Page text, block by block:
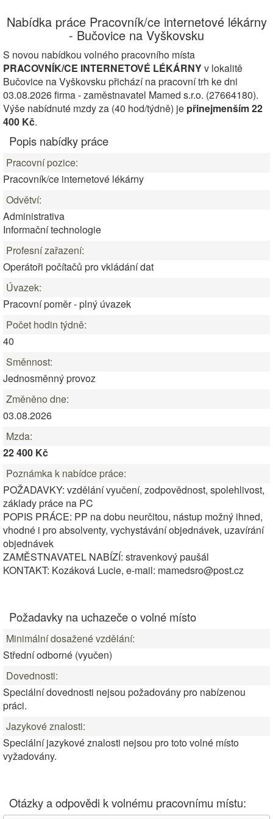
Nabídka práce Pracovník/ce internetové lékárny
- Bučovice na Vyškovsku
S novou nabídkou volného pracovního místa
PRACOVNÍK/CE INTERNETOVÉ LÉKÁRNYv lokalitě
Bučovice na Vyškovsku přichází na pracovní trh ke dni
03.08.2026 firma - zaměstnavatel Mamed s.r.o. (27664180).
Výše nabídnuté mzdy za (40 hod/týdně) je přinejmenším 22
400 Kč.
Popis nabídky práce
Pracovní pozice:
Pracovník/ce internetové lékárny
Odvětví:
Administrativa
Informační technologie
Profesní zařazení:
Operátoři počítačů pro vkládání dat
Úvazek:
Pracovní poměr - plný úvazek
Počet hodin týdně:
40
Směnnost:
Jednosměnný provoz
Změněno dne:
03.08.2026
Mzda:
22 400 Kč
Poznámka k nabídce práce:
POŽADAVKY: vzdělání vyučení, zodpovědnost, spolehlivost,
základy práce na PC
POPIS PRÁCE: PP na dobu neurčitou, nástup možný ihned,
vhodné i pro absolventy, vychystávání objednávek, uzavírání
objednávek
ZAMĚSTNAVATEL NABÍZÍ: stravenkový paušál
KONTAKT: Kozáková Lucie, e-mail: mamedsro@post.cz
Požadavky na uchazeče o volné místo
Minimální dosažené vzdělání:
Střední odborné (vyučen)
Dovednosti:
Speciální dovednosti nejsou požadovány pro nabízenou
práci.
Jazykové znalosti:
Speciální jazykové znalosti nejsou pro toto volné místo
vyžadovány.
Otázky a odpovědi k volnému pracovnímu místu: